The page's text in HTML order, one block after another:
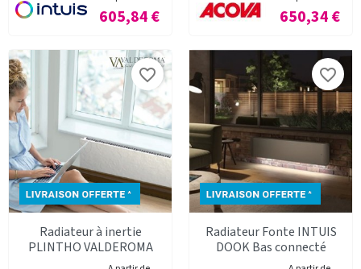
Prix
605,84 € Prix
650,34 €
Radiateur à inertie
PLINTHO VALDEROMA
favorite_border
Radiateur Fonte INTUIS
DOOK Bas connecté
favorite_border